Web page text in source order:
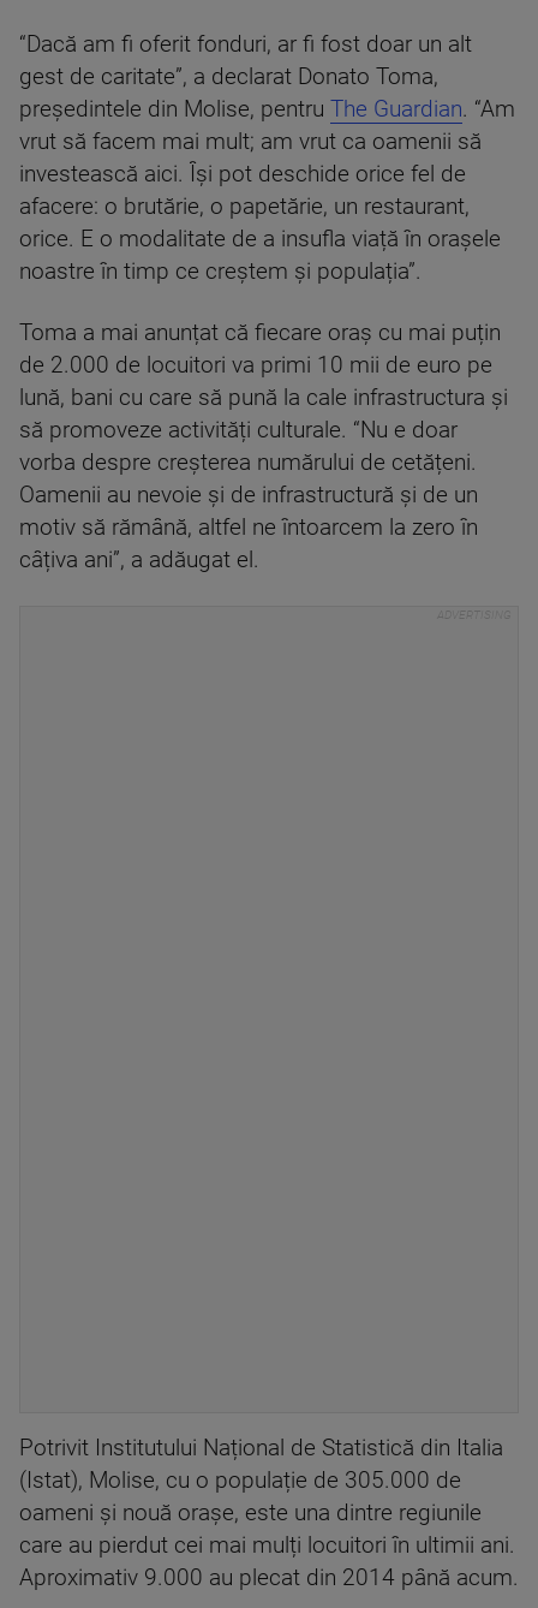
“Dacă am fi oferit fonduri, ar fi fost doar un alt
gest de caritate”, a declarat Donato Toma,
președintele din Molise, pentru The Guardian. “Am
vrut să facem mai mult; am vrut ca oamenii să
investească aici. Își pot deschide orice fel de
afacere: o brutărie, o papetărie, un restaurant,
orice. E o modalitate de a insufla viață în orașele
noastre în timp ce creștem și populația”.
Toma a mai anunțat că fiecare oraș cu mai puțin
de 2.000 de locuitori va primi 10 mii de euro pe
lună, bani cu care să pună la cale infrastructura și
să promoveze activități culturale. “Nu e doar
vorba despre creșterea numărului de cetățeni.
Oamenii au nevoie și de infrastructură și de un
motiv să rămână, altfel ne întoarcem la zero în
câțiva ani”, a adăugat el.
Potrivit Institutului Național de Statistică din Italia
(Istat), Molise, cu o populație de 305.000 de
oameni și nouă orașe, este una dintre regiunile
care au pierdut cei mai mulți locuitori în ultimii ani.
Aproximativ 9.000 au plecat din 2014 până acum.